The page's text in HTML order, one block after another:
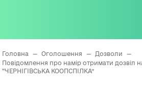
Головна — Оголошення — Дозволи
—
Повідомлення про намір отримати дозвіл
“ЧЕРНІГІВСЬКА КООПСПІЛКА”